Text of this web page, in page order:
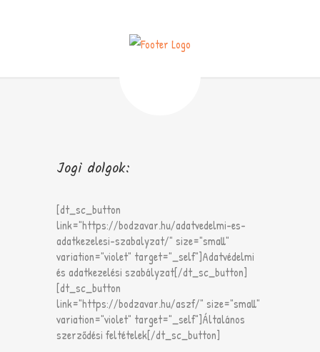
Jogi dolgok:
[dt_sc_button
link="https://bodzavar.hu/adatvedelmi-es-
adatkezelesi-szabalyzat/" size="small"
variation="violet" target="_self"]Adatvédelmi
és adatkezelési szabályzat[/dt_sc_button]
[dt_sc_button
link="https://bodzavar.hu/aszf/" size="small"
variation="violet" target="_self"]Általános
szerződési feltételek[/dt_sc_button]